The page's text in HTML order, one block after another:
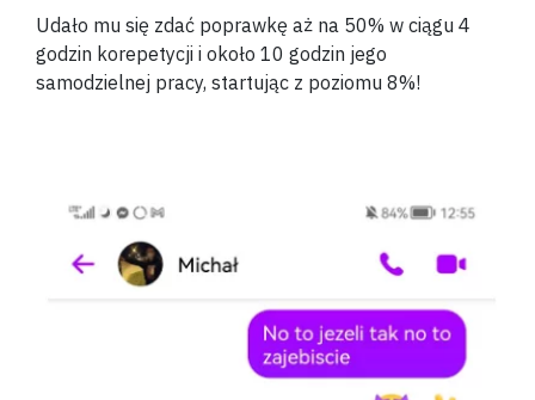
Udało mu się zdać poprawkę aż na 50% w ciągu 4
godzin korepetycji i około 10 godzin jego
samodzielnej pracy, startując z poziomu 8%!